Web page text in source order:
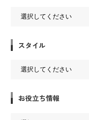
スタイル
お役立ち情報